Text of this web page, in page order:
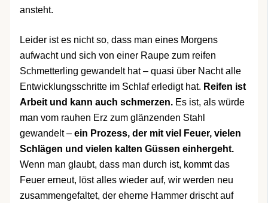
ansteht.
Leider ist es nicht so, dass man eines Morgens
aufwacht und sich von einer Raupe zum reifen
Schmetterling gewandelt hat – quasi über Nacht alle
Entwicklungsschritte im Schlaf erledigt hat. Reifen ist
Arbeit und kann auch schmerzen.Es ist, als würde
man vom rauhen Erz zum glänzenden Stahl
gewandelt – ein Prozess, der mit viel Feuer, vielen
Schlägen und vielen kalten Güssen einhergeht.
Wenn man glaubt, dass man durch ist, kommt das
Feuer erneut, löst alles wieder auf, wir werden neu
zusammengefaltet, der eherne Hammer drischt auf